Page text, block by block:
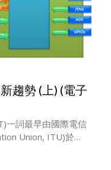
趨勢 (上) (電子
一詞最早由國際電信
Union, ITU)於
of Things」中提出，